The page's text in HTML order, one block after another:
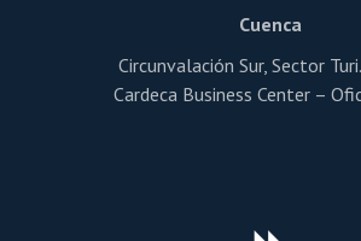
Cuenca
Circunvalación Sur, Sector
Cardeca Business Center –